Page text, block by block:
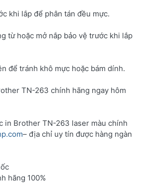
khi lắp để phân tán đều mực.
từ hoặc mở nắp bảo vệ trước khi lắp
để tránh khô mực hoặc bám dính.
TN-263 chính hãng ngay hôm
in Brother TN-263 laser màu chính
– địa chỉ uy tín được hàng ngàn
hãng 100%